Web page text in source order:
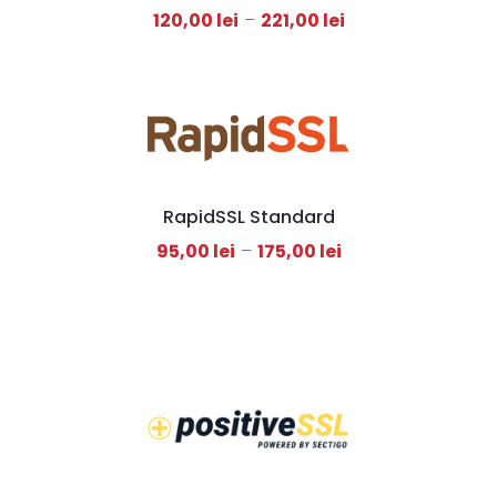
120,00 lei – 221,00 lei
RapidSSL Standard
95,00 lei – 175,00 lei